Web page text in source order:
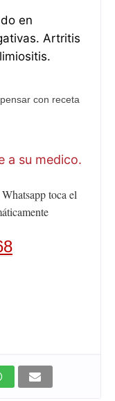
en
Artritis
con receta
a su medico.
toca el